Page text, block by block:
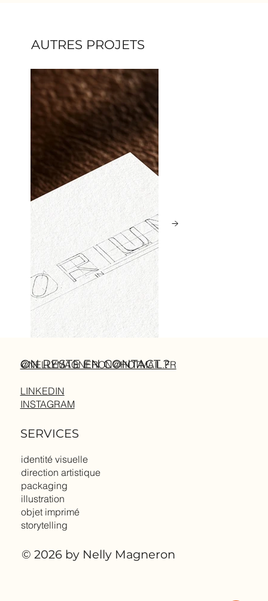
AUTRES PROJETS
CORIUM
Identité Visuelle
© 2026 by Nelly Magneron
ON RESTE EN CONTACT ?
@NELLYMAGNERON@HOTMAIL.FR
LINKEDIN
INSTAGRAM
SERVICES
identité visuelle
direction artistique
packaging
illustration
objet imprimé
storytelling